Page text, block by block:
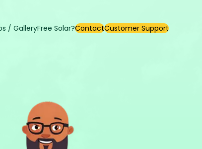
/ GalleryFree Solar?ContactCustomer Support